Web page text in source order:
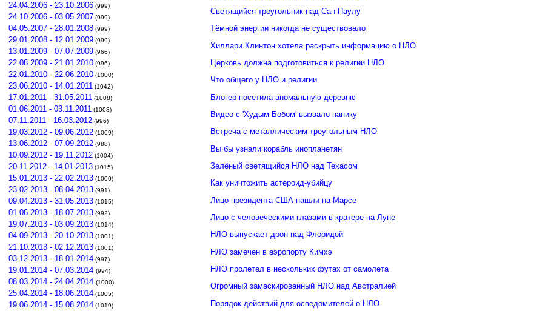
24.04.2006 - 23.10.2006 (999)
24.10.2006 - 03.05.2007 (999)
04.05.2007 - 28.01.2008 (999)
29.01.2008 - 12.01.2009 (999)
13.01.2009 - 07.07.2009 (966)
22.08.2009 - 21.01.2010 (996)
22.01.2010 - 22.06.2010 (1000)
23.06.2010 - 14.01.2011 (1042)
17.01.2011 - 31.05.2011 (1008)
01.06.2011 - 03.11.2011 (1003)
07.11.2011 - 16.03.2012 (996)
19.03.2012 - 09.06.2012 (1009)
13.06.2012 - 07.09.2012 (988)
10.09.2012 - 19.11.2012 (1004)
20.11.2012 - 14.01.2013 (1015)
15.01.2013 - 22.02.2013 (1000)
23.02.2013 - 08.04.2013 (991)
09.04.2013 - 31.05.2013 (1015)
01.06.2013 - 18.07.2013 (992)
19.07.2013 - 03.09.2013 (1014)
04.09.2013 - 20.10.2013 (1001)
21.10.2013 - 02.12.2013 (1001)
03.12.2013 - 18.01.2014 (997)
19.01.2014 - 07.03.2014 (994)
08.03.2014 - 24.04.2014 (1000)
25.04.2014 - 18.06.2014 (1005)
19.06.2014 - 15.08.2014 (1019)
Светящийся треугольник над Сан-Паулу
Тёмной энергии никогда не существовало
Хиллари Клинтон хотела раскрыть информацию о НЛО
Церковь должна подготовиться к религии НЛО
Что общего у НЛО и религии
Блогер посетила аномальную деревню
Видео с 'Худым Бобом' вызвало панику
Встреча с металлическим треугольным НЛО
Вы бы узнали корабль инопланетян
Зелёный светящийся НЛО над Техасом
Как уничтожить астероид-убийцу
Лицо президента США нашли на Марсе
Лицо с человеческими глазами в кратере на Луне
НЛО выпускает дрон над Флоридой
НЛО замечен в аэропорту Кимхэ
НЛО пролетел в нескольких футах от самолета
Огромный замаскированный НЛО над Австралией
Порядок действий для осведомителей о НЛО